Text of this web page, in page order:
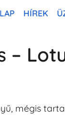
HÍREK
–
mégis